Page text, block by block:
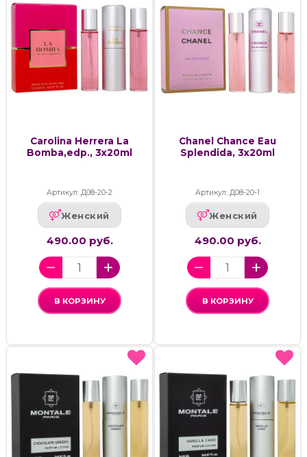
Carolina Herrera La
Bomba,edp., 3x20ml
Артикул: Д08-20-2
Женский
490.00 руб.
В КОРЗИНУ
Chanel Chance Eau
Splendida, 3x20ml
Артикул: Д08-20-1
Женский
490.00 руб.
В КОРЗИНУ